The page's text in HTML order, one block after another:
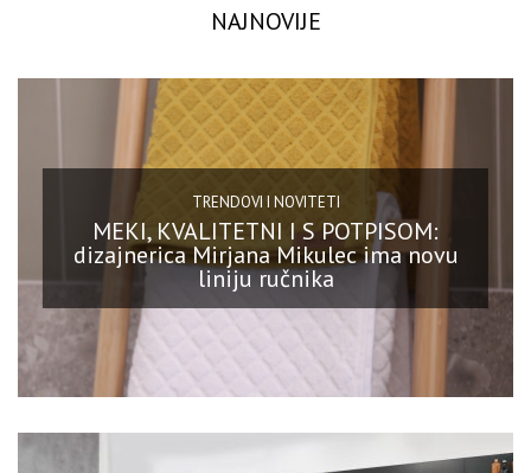
NAJNOVIJE
TRENDOVI I NOVITETI
MEKI, KVALITETNI I S POTPISOM:
dizajnerica Mirjana Mikulec ima novu
liniju ručnika